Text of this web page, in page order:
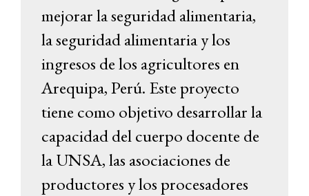
mejorar la seguridad alimentaria,
la seguridad alimentaria y los
ingresos de los agricultores en
Arequipa, Perú. Este proyecto
tiene como objetivo desarrollar la
capacidad del cuerpo docente de
la UNSA, las asociaciones de
productores y los procesadores